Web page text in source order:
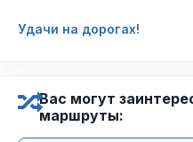
Удачи на дорогах!
Вас могут
маршруты: